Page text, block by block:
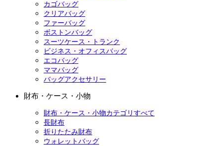
カゴバッグ
クリアバッグ
ファーバッグ
ボストンバッグ
スーツケース・トランク
ビジネス・オフィスバッグ
エコバッグ
ママバッグ
バッグアクセサリー
財布・ケース・小物
財布・ケース・小物カテゴリすべて
長財布
折りたたみ財布
ウォレットバッグ